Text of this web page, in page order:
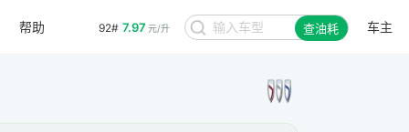
92# 7.97 元/升 查油耗 车主
帮助